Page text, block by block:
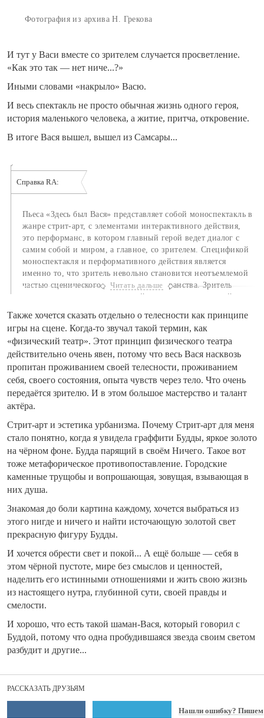
Фотография из архива Н. Грекова
И тут у Васи вместе со зрителем случается просветление.
«Как это так — нет ниче...?»
Иными словами «накрыло» Васю.
И весь спектакль не просто обычная жизнь одного героя,
история маленького человека, а житие, притча, откровение.
В итоге Вася вышел, вышел из Самсары...
Пьеса «Здесь был Вася» представляет собой моноспектакль в
жанре стрит-арт, с элементами интерактивного действия,
это перформанс, в котором главный герой ведет диалог с
самим собой и миром, а главное, со зрителем. Спецификой
моноспектакля и перформативного действия является
именно то, что зритель невольно становится неотъемлемой
частью сценического действия и пространства. Зритель
становится и продолжением действия, выходя из своей
тонкому вниманию и вовлеченности, рождается живой
импровизационный и глубокий диалог между героем и
теми, к кому он обращается, рождается новое смысловое и
художественное целое.
Справка RA:
Читать дальше
Также хочется сказать отдельно о телесности как принципе
игры на сцене. Когда-то звучал такой термин, как
«физический театр». Этот принцип физического театра
действительно очень явен, потому что весь Вася насквозь
пропитан проживанием своей телесности, проживанием
себя, своего состояния, опыта чувств через тело. Что очень
передаётся зрителю. И в этом большое мастерство и талант
актёра.
Стрит-арт и эстетика урбанизма. Почему Стрит-арт для меня
стало понятно, когда я увидела граффити Будды, яркое золото
на чёрном фоне. Будда парящий в своём Ничего. Такое вот
тоже метафорическое противопоставление. Городские
каменные трущобы и вопрошающая, зовущая, взывающая в
них душа.
Знакомая до боли картина каждому, хочется выбраться из
этого нигде и ничего и найти источающую золотой свет
прекрасную фигуру Будды.
И хочется обрести свет и покой... А ещё больше — себя в
этом чёрной пустоте, мире без смыслов и ценностей,
наделить его истинными отношениями и жить свою жизнь
из настоящего нутра, глубинной сути, своей правды и
смелости.
И хорошо, что есть такой шаман-Вася, который говорил с
Буддой, потому что одна пробудившаяся звезда своим светом
разбудит и другие...
РАССКАЗАТЬ ДРУЗЬЯМ
Нашли ошибку? Пишем